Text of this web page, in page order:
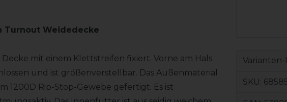
Turnout Weidedecke
mit einem Klettstreifen fixiert. Vorne am Hals
und ist größenverstellbar. Das Außenmaterial
1200D Rip-Stop-Gewebe gefertigt. Es ist
Varianten-
SKU: